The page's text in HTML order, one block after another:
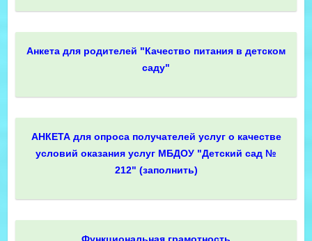
Анкета для родителей "Качество питания в детском
саду"
АНКЕТА для опроса получателей услуг о качестве
условий оказания услуг МБДОУ "Детский сад №
212" (заполнить)
Функциональная грамотность